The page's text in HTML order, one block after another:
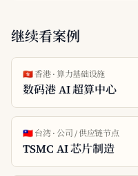
继续看案例
🇭🇰 香港 · 算力基础设施
数码港 AI 超算中心
🇹🇼 台湾 · 公司 / 供应链节点
TSMC AI 芯片制造